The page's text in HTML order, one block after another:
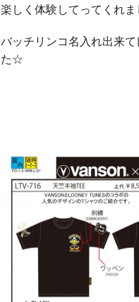
楽しく体験してってくれま
バッチリンコ名入れ出来
た☆